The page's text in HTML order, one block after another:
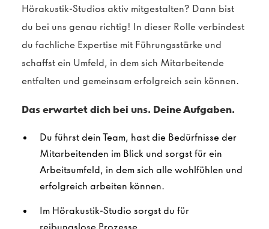
Hörakustik-Studios aktiv mitgestalten? Dann bist
du bei uns genau richtig! In dieser Rolle verbindest
du fachliche Expertise mit Führungsstärke und
schaffst ein Umfeld, in dem sich Mitarbeitende
entfalten und gemeinsam erfolgreich sein können.
Das erwartet dich bei uns. Deine Aufgaben.
Du führst dein Team, hast die Bedürfnisse der
Mitarbeitenden im Blick und sorgst für ein
Arbeitsumfeld, in dem sich alle wohlfühlen und
erfolgreich arbeiten können.
Im Hörakustik-Studio sorgst du für